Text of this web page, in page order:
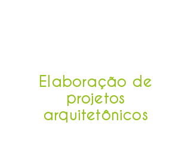
Elaboração de
projetos
arquitetônicos